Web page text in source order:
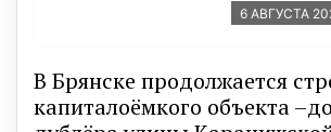
6 АВГУСТА
В Брянске продолжается
капиталоёмкого объекта